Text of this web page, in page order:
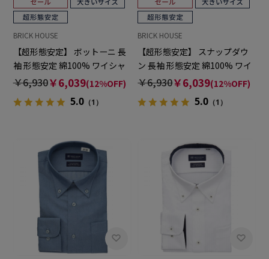
BRICK HOUSE
【超形態安定】 ボットーニ 長
袖 形態安定 綿100% ワイシャ
ツ 大きいサイズ
￥6,930￥6,039(12%OFF)
5.0（1）
BRICK HOUSE
【超形態安定】 スナップダウ
ン 長袖 形態安定 綿100% ワイ
シャツ 大きいサイズ
￥6,930￥6,039(12%OFF)
5.0 （1）